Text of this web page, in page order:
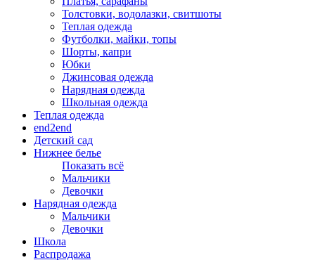
Толстовки, водолазки, свитшоты
Теплая одежда
Футболки, майки, топы
Шорты, капри
Юбки
Джинсовая одежда
Нарядная одежда
Школьная одежда
Теплая одежда
end2end
Детский сад
Нижнее белье
Показать всё
Мальчики
Девочки
Нарядная одежда
Мальчики
Девочки
Школа
Распродажа